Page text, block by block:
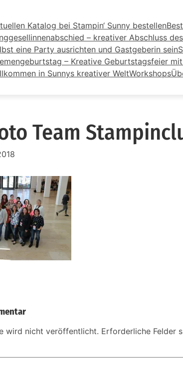
Katalog bei Stampin‘ Sunny bestellen
– kreativer Abschluss
eine Party ausrichten und Gastgeberin sein
– Kreative Geburtstagsfeier
in Sunnys kreativer WeltWorkshops
Team
wird nicht veröffentlicht. Erforderliche Felder